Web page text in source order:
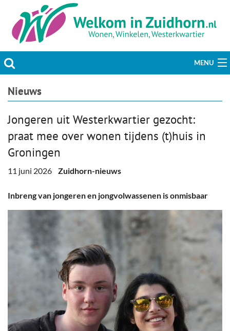
MENU
Actueel
Welzijn & Maatschappij
Plaats bericht
Nieuws
Jongeren uit Westerkwartier gezocht:
praat mee over wonen tijdens (t)huis in
Groningen
11 juni 2026 Zuidhorn-nieuws
Inbreng van jongeren en jongvolwassenen is onmisbaar